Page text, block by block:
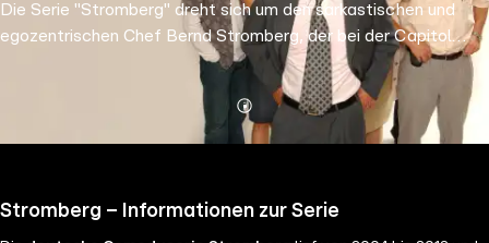
Die Serie "Stromberg" dreht sich um den sarkastischen und
egozentrischen Chef Bernd Stromberg, der bei der Capitol
Versicherung arbeitet. Seine Mitarbeiter:innen, darunter Ulf
Steinke und Tanja Seifert, leiden unter seinem Führungsstil.
Mehr
Details
Stromberg – Informationen zur Serie